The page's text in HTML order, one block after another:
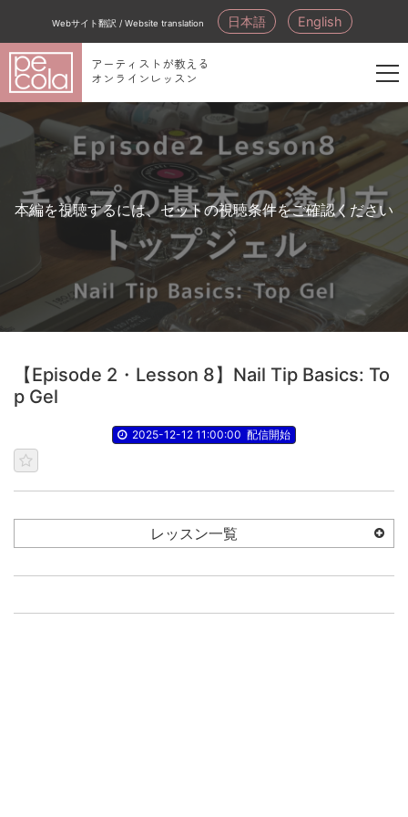
Webサイト翻訳 / Website translation 日本語 English
アーティストが教える
オンラインレッスン
新
員
登
録
本編を視聴するには、セットの視聴条件をご確認ください
【Episode 2・Lesson 8】Nail Tip Basics: To
p Gel
2025-12-12 11:00:00 配信開始
レッスン一覧